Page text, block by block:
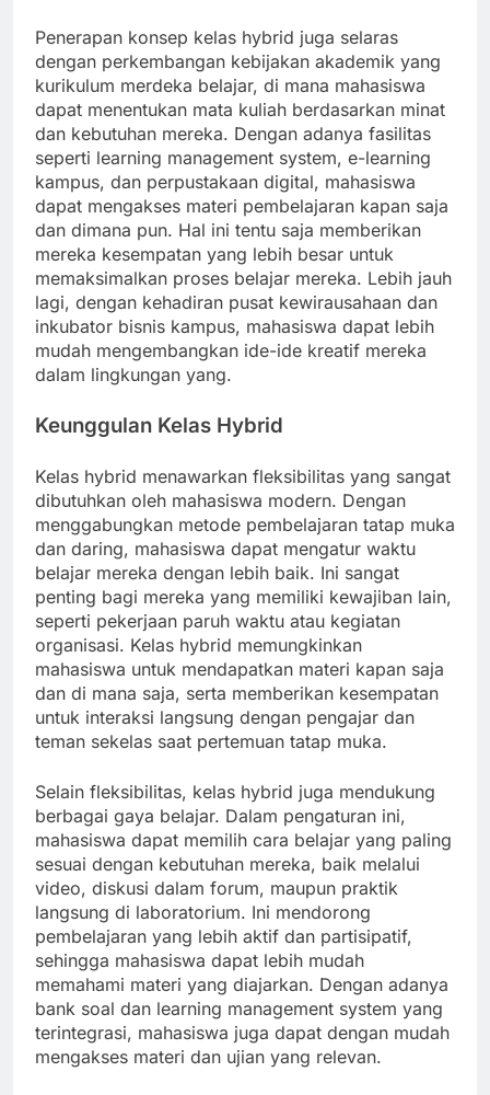
Penerapan konsep kelas hybrid juga selaras
dengan perkembangan kebijakan akademik yang
kurikulum merdeka belajar, di mana mahasiswa
dapat menentukan mata kuliah berdasarkan minat
dan kebutuhan mereka. Dengan adanya fasilitas
seperti learning management system, e-learning
kampus, dan perpustakaan digital, mahasiswa
dapat mengakses materi pembelajaran kapan saja
dan dimana pun. Hal ini tentu saja memberikan
mereka kesempatan yang lebih besar untuk
memaksimalkan proses belajar mereka. Lebih jauh
lagi, dengan kehadiran pusat kewirausahaan dan
inkubator bisnis kampus, mahasiswa dapat lebih
mudah mengembangkan ide-ide kreatif mereka
dalam lingkungan yang.
Keunggulan Kelas Hybrid
Kelas hybrid menawarkan fleksibilitas yang sangat
dibutuhkan oleh mahasiswa modern. Dengan
menggabungkan metode pembelajaran tatap muka
dan daring, mahasiswa dapat mengatur waktu
belajar mereka dengan lebih baik. Ini sangat
penting bagi mereka yang memiliki kewajiban lain,
seperti pekerjaan paruh waktu atau kegiatan
organisasi. Kelas hybrid memungkinkan
mahasiswa untuk mendapatkan materi kapan saja
dan di mana saja, serta memberikan kesempatan
untuk interaksi langsung dengan pengajar dan
teman sekelas saat pertemuan tatap muka.
Selain fleksibilitas, kelas hybrid juga mendukung
berbagai gaya belajar. Dalam pengaturan ini,
mahasiswa dapat memilih cara belajar yang paling
sesuai dengan kebutuhan mereka, baik melalui
video, diskusi dalam forum, maupun praktik
langsung di laboratorium. Ini mendorong
pembelajaran yang lebih aktif dan partisipatif,
sehingga mahasiswa dapat lebih mudah
memahami materi yang diajarkan. Dengan adanya
bank soal dan learning management system yang
terintegrasi, mahasiswa juga dapat dengan mudah
mengakses materi dan ujian yang relevan.